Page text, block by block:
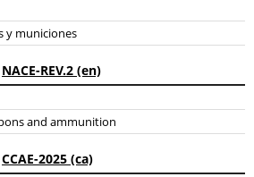
y municiones
NACE-REV.2 (en)
and ammunition
CCAE-2025 (ca)